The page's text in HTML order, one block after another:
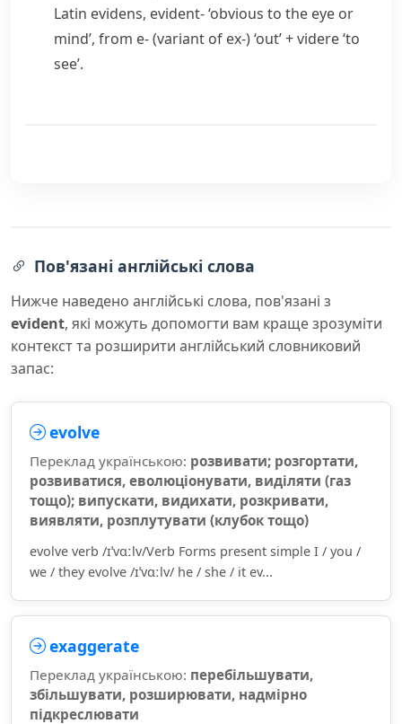
Latin evidens, evident-‘obvious to the eye or
mind’, from e-(variant of ex-) ‘out’ +videre‘to
see’.
Пов'язані англійські слова
Нижче наведено англійські слова, пов'язані з
evident, які можуть допомогти вам краще зрозуміти
контекст та розширити англійський словниковий
запас:
evolve
Переклад українською: розвивати; розгортати,
розвиватися, еволюціонувати, виділяти (газ
тощо); випускати, видихати, розкривати,
виявляти, розплутувати (клубок тощо)
evolve verb /ɪˈvɑːlv/Verb Forms present simple I / you /
we / they evolve /ɪˈvɑːlv/ he / she / it ev...
exaggerate
Переклад українською: перебільшувати,
збільшувати, розширювати, надмірно
підкреслювати